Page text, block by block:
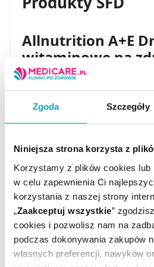
Zgoda Szczegóły
Niniejsza strona korzysta z
Korzystamy z plików cookies lub
w celu zapewnienia Ci
korzystania z naszej strony
„Zaakceptuj wszystkie”
cookies i pozwolisz nam na
podczas dokonywania zakupów
własnych preferencji, nawyków
Allnutrition A+E
witaminowe na
wzrok
Prawidłowe funkcjonowanie
utrzymanie zdrowo
precyzyjny kroplomierz, który
codzienną suplementację bez
tabletek czy kapsułek.
synergicznym działaniu dwóch
fundamentalnym znaczeniu
Witamina A
wykazuje istotny
dobrego stanu skóry i
wspomaga procesy
gospodarkę żelaza. Z kolei
witamina E pełni funkcję